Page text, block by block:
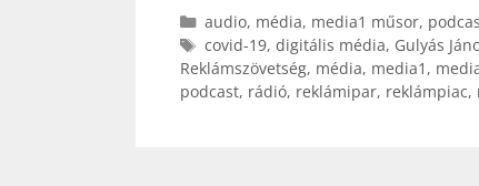
Kategória
audio, média, media1 műsor,
Címkék
covid-19, digitális média, Gulyás
Reklámszövetség, média, media1 ,
podcast, rádió, reklámipar, reklámpiac,